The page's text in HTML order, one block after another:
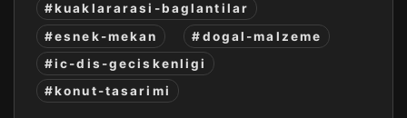
#kuaklararasi-baglantilar
#esnek-mekan
#dogal-malzeme
#ic-dis-geciskenligi
#konut-tasarimi